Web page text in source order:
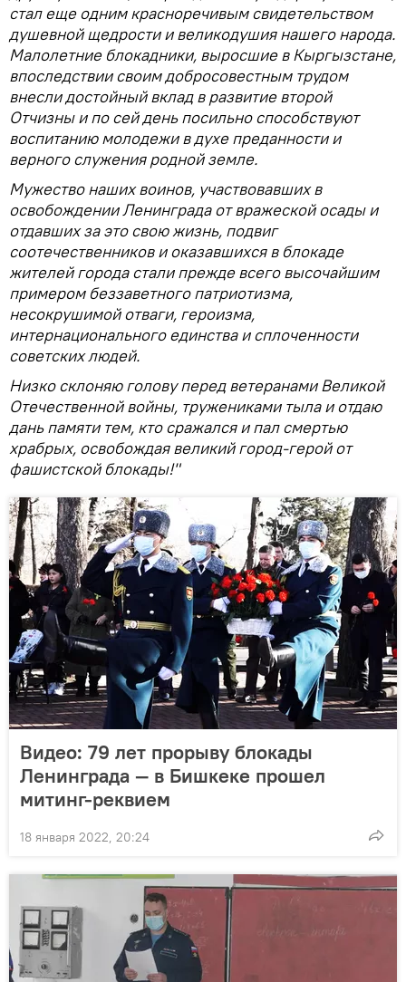
стал еще одним красноречивым свидетельством
душевной щедрости и великодушия нашего народа.
Малолетние блокадники, выросшие в Кыргызстане,
впоследствии своим добросовестным трудом
внесли достойный вклад в развитие второй
Отчизны и по сей день посильно способствуют
воспитанию молодежи в духе преданности и
верного служения родной земле.
Мужество наших воинов, участвовавших в
освобождении Ленинграда от вражеской осады и
отдавших за это свою жизнь, подвиг
соотечественников и оказавшихся в блокаде
жителей города стали прежде всего высочайшим
примером беззаветного патриотизма,
несокрушимой отваги, героизма,
интернационального единства и сплоченности
советских людей.
Низко склоняю голову перед ветеранами Великой
Отечественной войны, тружениками тыла и отдаю
дань памяти тем, кто сражался и пал смертью
храбрых, освобождая великий город-герой от
фашистской блокады!"
Видео: 79 лет прорыву блокады
Ленинграда — в Бишкеке прошел
митинг-реквием
18 января 2022, 20:24